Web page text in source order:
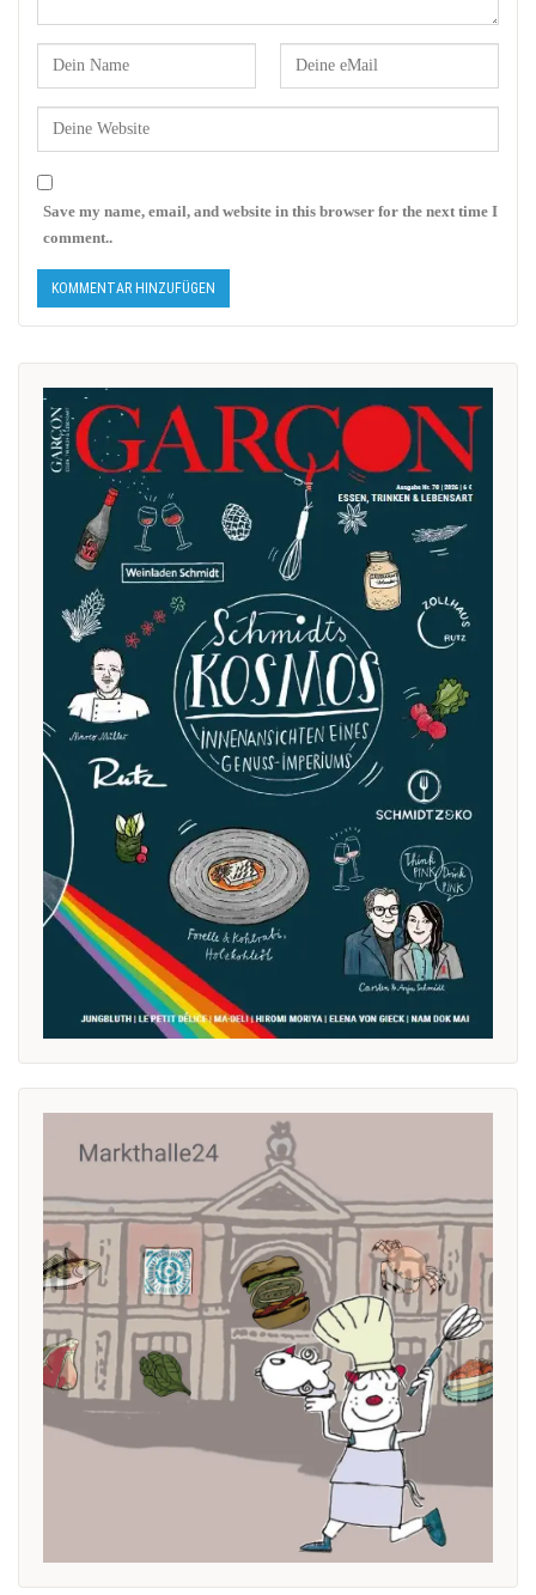
Save my name, email, and website in this browser for the next time I
comment..